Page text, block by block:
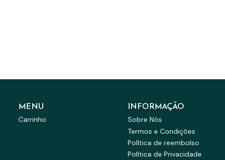
MENU
Carrinho
INFORMAÇÃO
Sobre Nós
Termos e Condições
Política de reembolso
Política de Privacidade